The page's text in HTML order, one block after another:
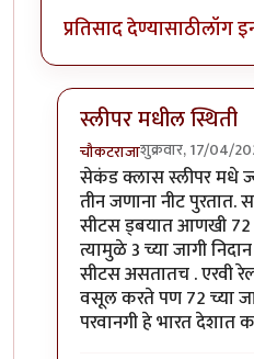
प्रतिसाद देण्यासाठीलॉग
स्लीपर मधील स्थिती
चौकटराजाशुक्रवार, 17/04/
In reply to...by
सेकंड क्लास स्लीपर मधे
तीन जणाना नीट
सीटस ड्बयात आणखी 72
त्यामुळे 3 च्या जागी
सीटस असतातच . एरवी
वसूल करते पण 72 च्या
परवानगी हे भारत देशात